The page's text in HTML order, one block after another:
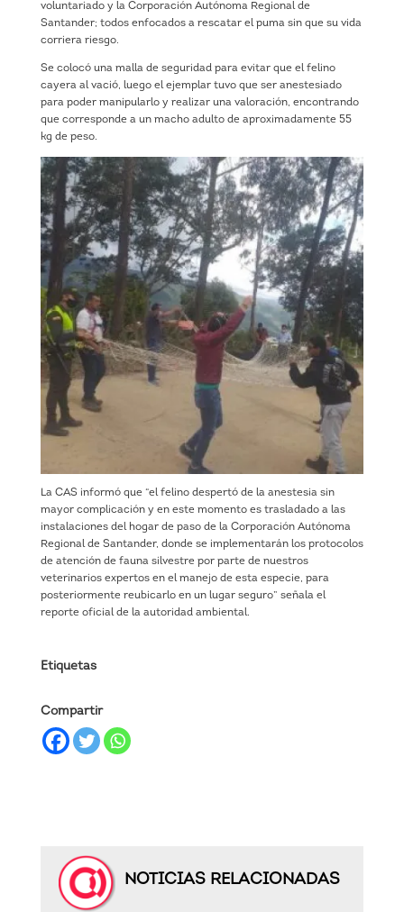
voluntariado y la Corporación Autónoma Regional de
Santander; todos enfocados a rescatar el puma sin que su vida
corriera riesgo.
Se colocó una malla de seguridad para evitar que el felino
cayera al vació, luego el ejemplar tuvo que ser anestesiado
para poder manipularlo y realizar una valoración, encontrando
que corresponde a un macho adulto de aproximadamente 55
kg de peso.
La CAS informó que “el felino despertó de la anestesia sin
mayor complicación y en este momento es trasladado a las
instalaciones del hogar de paso de la Corporación Autónoma
Regional de Santander, donde se implementarán los protocolos
de atención de fauna silvestre por parte de nuestros
veterinarios expertos en el manejo de esta especie, para
posteriormente reubicarlo en un lugar seguro” señala el
reporte oficial de la autoridad ambiental.
Etiquetas
Compartir
NOTICIAS RELACIONADAS